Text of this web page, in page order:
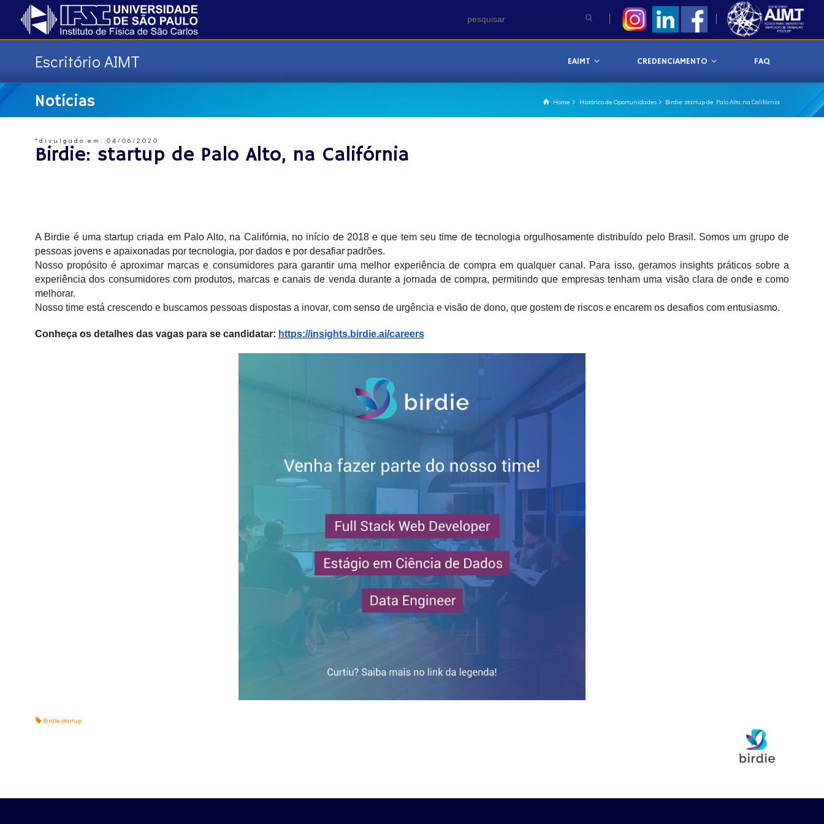
Escritório AIMT EAIMT CREDENCIAMENTO FAQ
Home Histórico de Oportunidades Birdie: startup de Palo Alto, na Califórnia
Notícias
*divulgado em: 04/06/2020
Birdie: startup de Palo Alto, na Califórnia
A Birdie é uma startup criada em Palo Alto, na Califórnia, no início de 2018 e que tem seu time de tecnologia orgulhosamente distribuído pelo Brasil. Somos um grupo de
pessoas jovens e apaixonadas por tecnologia, por dados e por desafiar padrões.
Nosso propósito é aproximar marcas e consumidores para garantir uma melhor experiência de compra em qualquer canal. Para isso, geramos insights práticos sobre a
experiência dos consumidores com produtos, marcas e canais de venda durante a jornada de compra, permitindo que empresas tenham uma visão clara de onde e como
melhorar.
Nosso time está crescendo e buscamos pessoas dispostas a inovar, com senso de urgência e visão de dono, que gostem de riscos e encarem os desafios com entusiasmo.
Conheça os detalhes das vagas para se candidatar: https://insights.birdie.ai/careers
Birdie startup